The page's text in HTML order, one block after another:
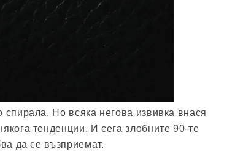
Но всяка негова извивка внася
тенденции. И сега злобните 90-те
да се възприемат.